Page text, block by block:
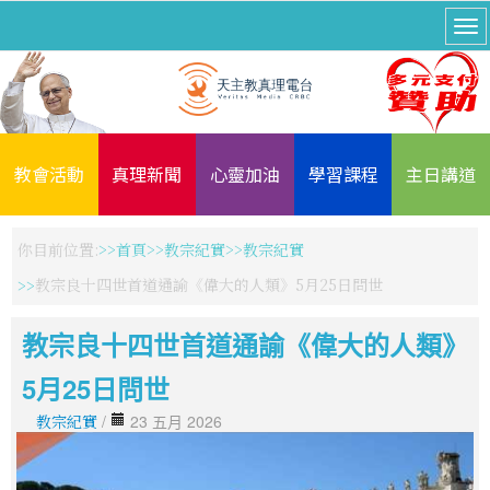
教會活動 真理新聞 心靈加油 學習課程 主日講道
你目前位置: 首頁 教宗紀實
教宗紀實
教宗良十四世首道通諭《偉大的人類》5月25日問世
教宗良十四世首道通諭《偉大的人類》
5月25日問世
教宗紀實 / 23 五月 2026